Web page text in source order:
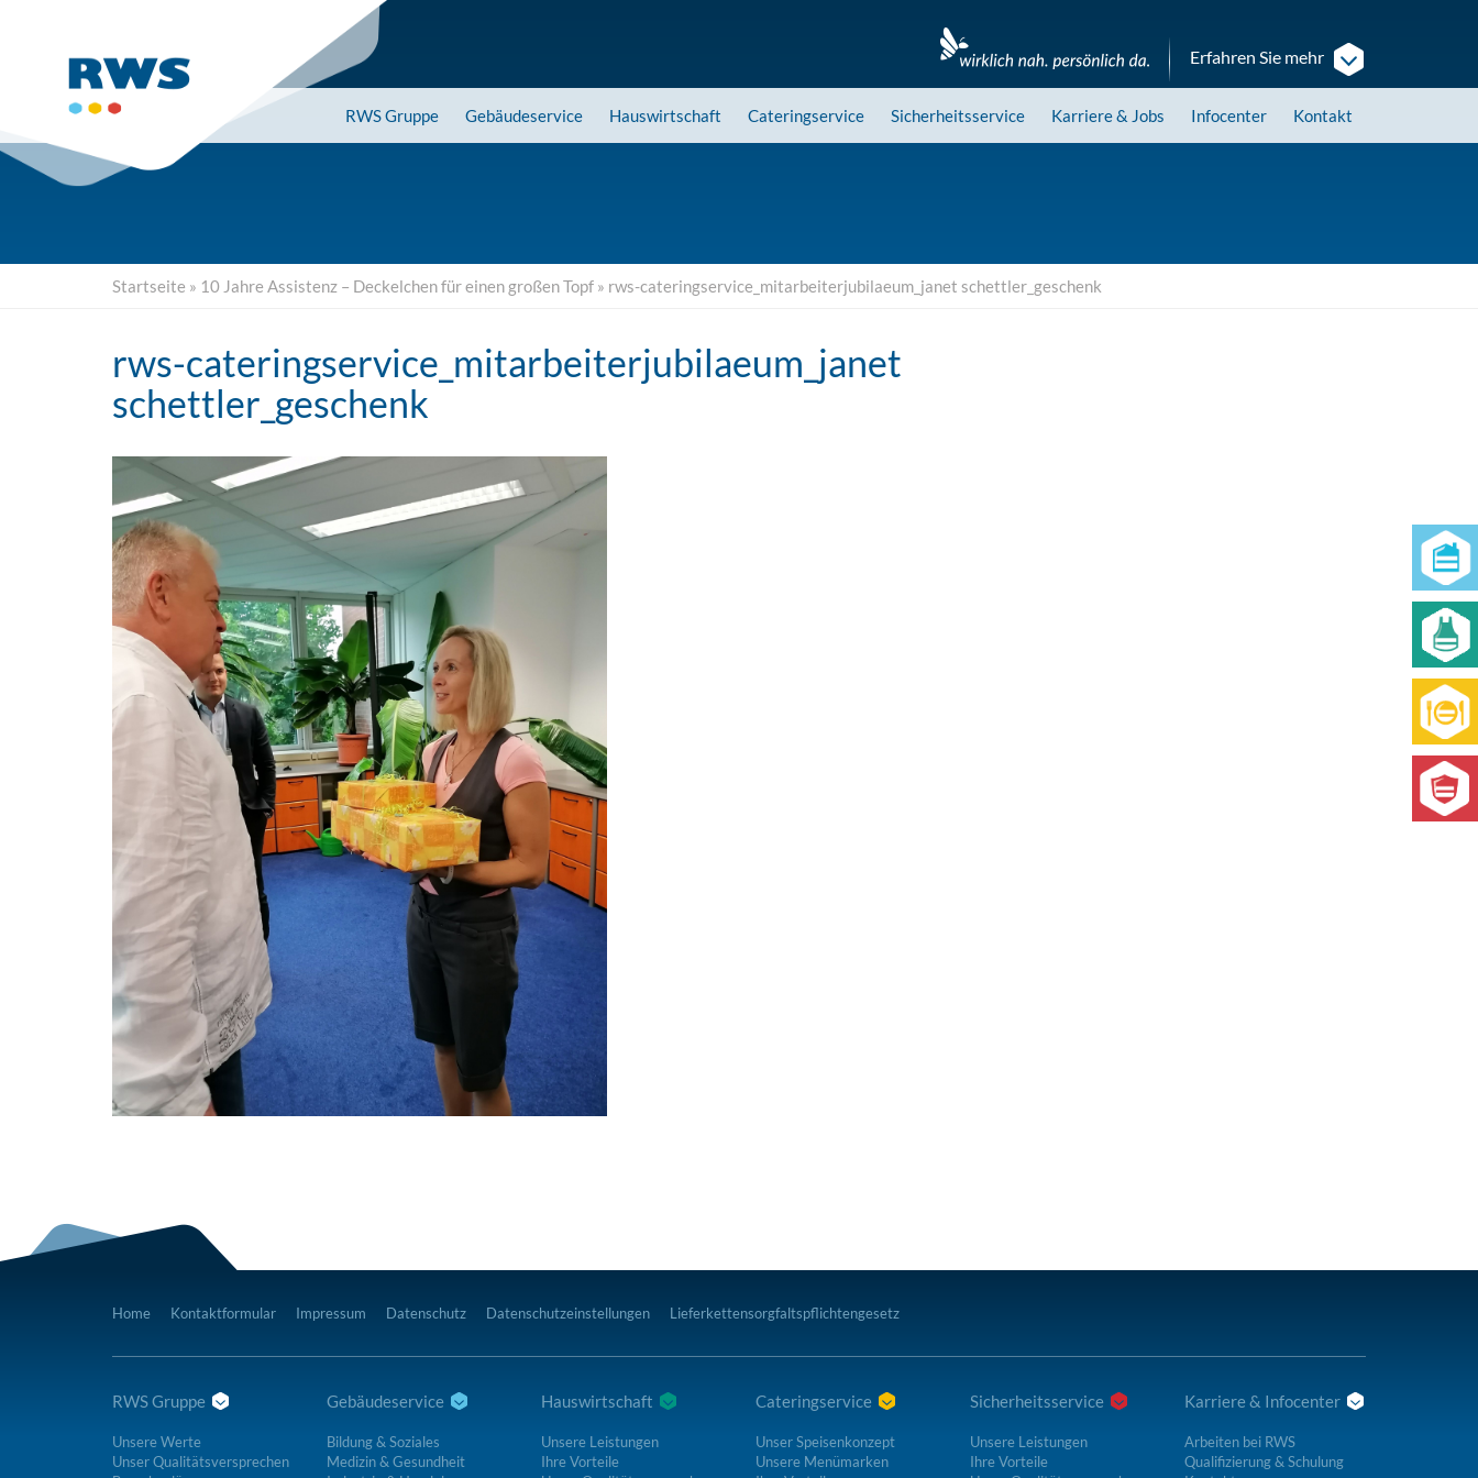
Erfahren Sie mehr
RWSGruppe Gebäudeservice Hauswirtschaft Cateringservice Sicherheitsservice Karriere& Jobs Infocenter Kontakt
Startseite » 10 Jahre Assistenz – Deckelchen für einen großen Topf » rws-cateringservice_mitarbeiterjubilaeum_janet schettler_geschenk
rws-cateringservice_mitarbeiterjubilaeum_janet
schettler_geschenk
Home Kontaktformular Impressum Datenschutz Datenschutzeinstellungen Lieferkettensorgfaltspflichtengesetz
RWS Gruppe
Unsere Werte
Unser Qualitätsversprechen
Gebäudeservice
Bildung & Soziales
Medizin & Gesundheit
Hauswirtschaft
Unsere Leistungen
Ihre Vorteile
Cateringservice
Unser Speisenkonzept
Unsere Menümarken
Sicherheitsservice
Unsere Leistungen
Ihre Vorteile
Karriere & Infocenter
Arbeiten bei RWS
Qualifizierung & Schulung